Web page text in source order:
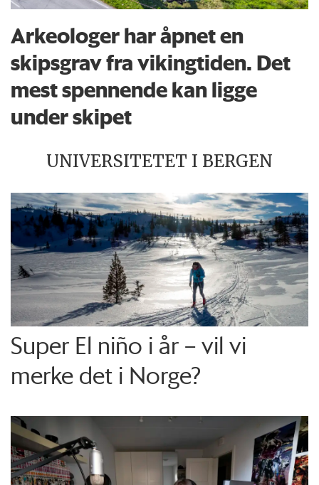
Arkeologer har åpnet en
skipsgrav fra vikingtiden. Det
mest spennende kan ligge
under skipet
UNIVERSITETET I BERGEN
Super El niño i år – vil vi
merke det i Norge?